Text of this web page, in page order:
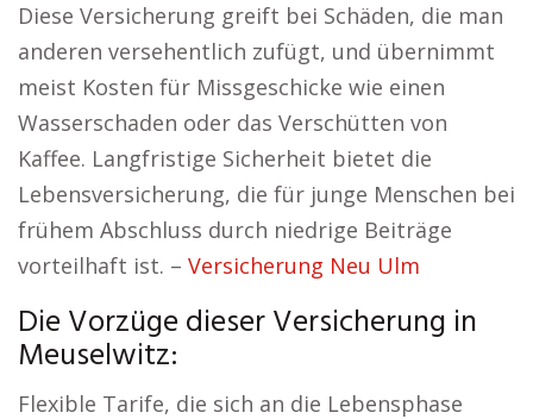
Diese Versicherung greift bei Schäden, die man
anderen versehentlich zufügt, und übernimmt
meist Kosten für Missgeschicke wie einen
Wasserschaden oder das Verschütten von
Kaffee. Langfristige Sicherheit bietet die
Lebensversicherung, die für junge Menschen bei
frühem Abschluss durch niedrige Beiträge
vorteilhaft ist. – Versicherung Neu Ulm
Die Vorzüge dieser Versicherung in
Meuselwitz:
Flexible Tarife, die sich an die Lebensphase